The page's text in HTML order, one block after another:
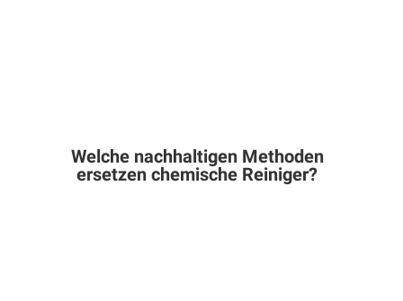
Welche nachhaltigen Methoden
ersetzen chemische Reiniger?